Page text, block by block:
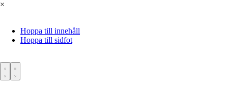
×
Hoppa till innehåll
Hoppa till sidfot